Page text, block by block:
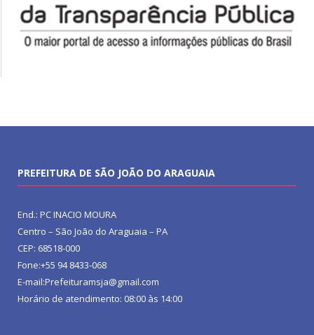
PREFEITURA DE SÃO JOÃO DO ARAGUAIA
End.: PC INACIO MOURA
Centro – São João do Araguaia – PA
CEP: 68518-000
Fone:+55 94 8433-068
E-mail:Prefeituramsja@gmail.com
Horário de atendimento: 08:00 às 14:00